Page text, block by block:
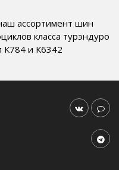
ассортимент шин
класса турэндуро
К784 и К6342